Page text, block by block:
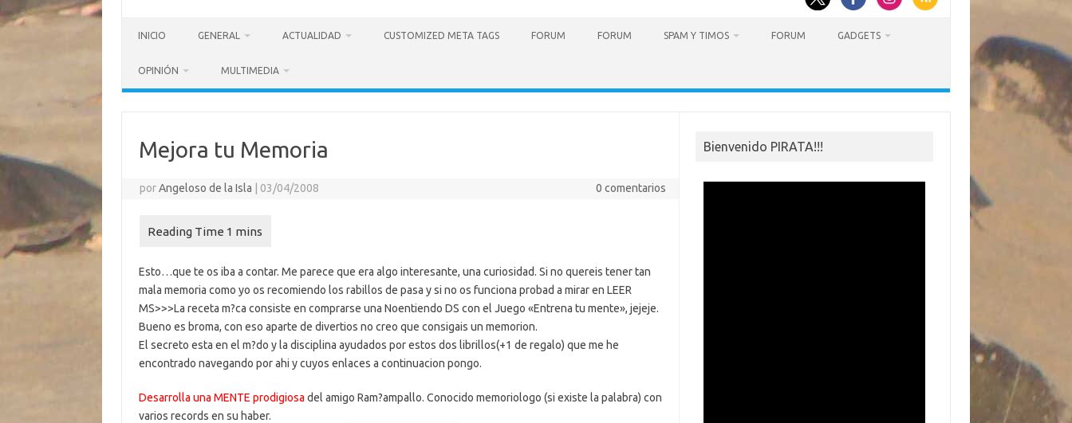
INICIO GENERAL ACTUALIDAD CUSTOMIZED META TAGS FORUM FORUM SPAM Y TIMOS FORUM GADGETS
OPINIÓN MULTIMEDIA
Mejora tu Memoria
porAngeloso de la Isla 03/04/2008 0 comentarios
Esto…que te os iba a contar. Me parece que era algo interesante, una curiosidad. Si no quereis tener tan
mala memoria como yo os recomiendo los rabillos de pasa y si no os funciona probad a mirar en LEER
MS>>>La receta m?ca consiste en comprarse una Noentiendo DS con el Juego «Entrena tu mente», jejeje.
Bueno es broma, con eso aparte de divertios no creo que consigais un memorion.
El secreto esta en el m?do y la disciplina ayudados por estos dos librillos(+1 de regalo) que me he
encontrado navegando por ahi y cuyos enlaces a continuacion pongo.
Desarrolla una MENTE prodigiosa del amigo Ram?ampallo. Conocido memoriologo (si existe la palabra) con
varios records en su haber.
Bienvenido PIRATA!!!